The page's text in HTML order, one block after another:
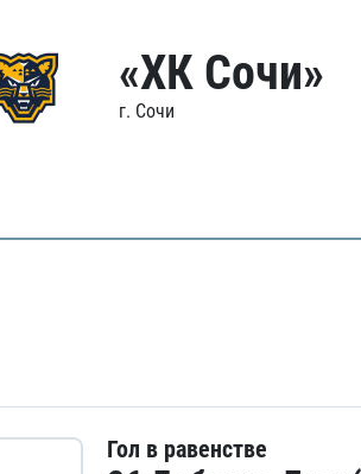
«ХК Сочи»
г. Сочи
Гол в равенстве